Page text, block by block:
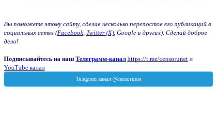
Вы поможете этому сайту, сделав несколько перепостов его публикаций в
социальных сетях (Facebook Twitter (X) , Google и других). Сделай доброе
дело!
Подписывайтесь на наш Телеграмм-канал https://t.me/censorunet и
YouTube канал